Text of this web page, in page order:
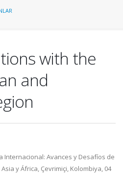
with the
and
Internacional: Avances y Desafíos de
y África, Çevrimiçi, Kolombiya, 04